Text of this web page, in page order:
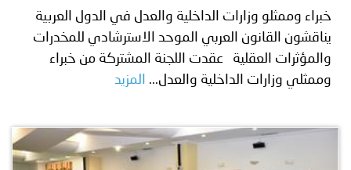
خبراء وممثلو وزارات الداخلية والعدل في الدول العربية
يناقشون القانون العربي الموحد الاسترشادي للمخدرات
والمؤثرات العقلية عقدت اللجنة المشتركة من خبراء
وممثلي وزارات الداخلية والعدل...
المزيد